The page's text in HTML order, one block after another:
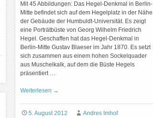
Mit 45 Abbildungen: Das Hegel-Denkmal in Berlin-
Mitte befindet sich auf dem Hegelplatz in der Nähe
der Gebäude der Humbuldt-Universität. Es zeigt
eine Porträtbüste von Georg Wilhelm Friedrich
Hegel. Geschaffen hat das Hegel-Denkmal in
Berlin-Mitte Gustav Blaeser im Jahr 1870. Es setzt
sich zusammen aus einem hohen Sockelquader
aus Muschelkalk, auf dem die Büste Hegels
präsentiert …
Weiterlesen →
5. August 2012
Andres Imhof